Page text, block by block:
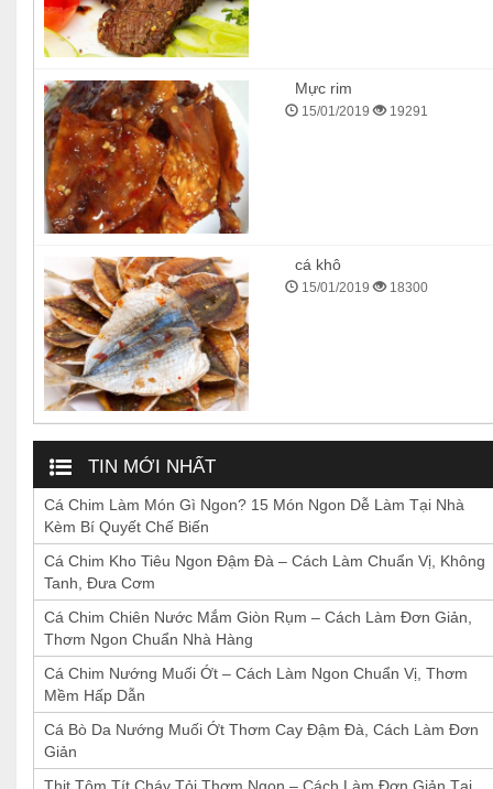
Mực rim
15/01/2019 19291
cá khô
15/01/2019 18300
TIN MỚI NHẤT
Cá Chim Làm Món Gì Ngon? 15 Món Ngon Dễ Làm Tại Nhà
Kèm Bí Quyết Chế Biến
Cá Chim Kho Tiêu Ngon Đậm Đà – Cách Làm Chuẩn Vị, Không
Tanh, Đưa Cơm
Cá Chim Chiên Nước Mắm Giòn Rụm – Cách Làm Đơn Giản,
Thơm Ngon Chuẩn Nhà Hàng
Cá Chim Nướng Muối Ớt – Cách Làm Ngon Chuẩn Vị, Thơm
Mềm Hấp Dẫn
Cá Bò Da Nướng Muối Ớt Thơm Cay Đậm Đà, Cách Làm Đơn
Giản
Thịt Tôm Tít Cháy Tỏi Thơm Ngon – Cách Làm Đơn Giản Tại